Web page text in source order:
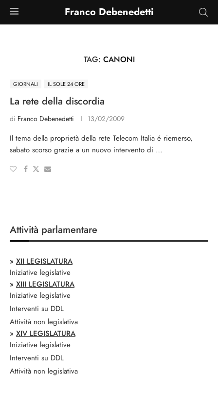
Franco Debenedetti
TAG: CANONI
GIORNALI IL SOLE 24 ORE
La rete della discordia
di Franco Debenedetti 13/02/2009
Il tema della proprietà della rete Telecom Italia é riemerso,
sabato scorso grazie a un nuovo intervento di …
Attività parlamentare
» XII LEGISLATURA
Iniziative legislative
» XIII LEGISLATURA
Iniziative legislative
Interventi su DDL
Attività non legislativa
» XIV LEGISLATURA
Iniziative legislative
Interventi su DDL
Attività non legislativa